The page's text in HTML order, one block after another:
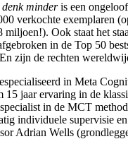
denk minderis een
verkochte exemplaren
miljoen!). Ook staat het
in de Top 50
zijn de rechten
in Meta
jaar ervaring in de
in de MCT
individuele supervisie
Adrian Wells